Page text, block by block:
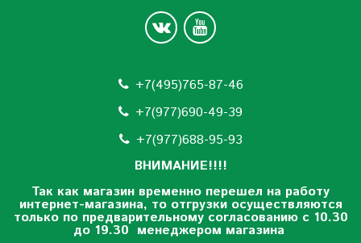
+7(495)765-87-46
+7(977)690-49-39
+7(977)688-95-93
ВНИМАНИЕ!!!!
Так как магазин временно перешел на работу
интернет-магазина, то отгрузки осуществляются
только по предварительному согласованию с 10.30
до 19.30 менеджером магазина